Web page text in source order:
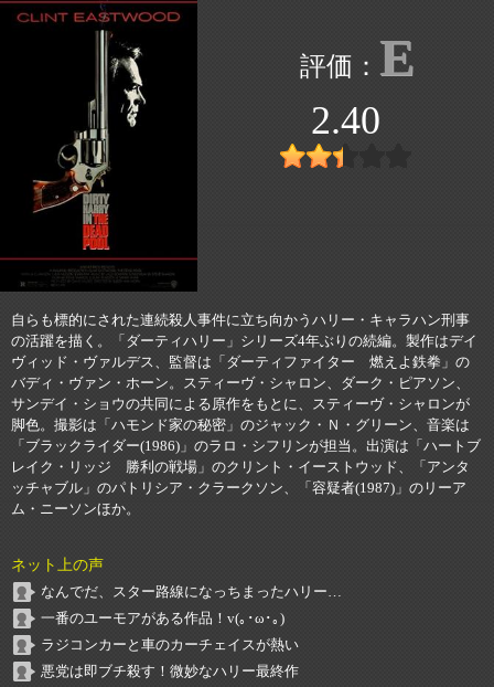
E
2.40
自らも標的にされた連続殺人事件に立ち向かうハリー・キャラハン刑事
の活躍を描く。「ダーティハリー」シリーズ4年ぶりの続編。製作はデイ
ヴィッド・ヴァルデス、監督は「ダーティファイター 燃えよ鉄拳」の
バディ・ヴァン・ホーン。スティーヴ・シャロン、ダーク・ピアソン、
サンデイ・ショウの共同による原作をもとに、スティーヴ・シャロンが
脚色。撮影は「ハモンド家の秘密」のジャック・Ｎ・グリーン、音楽は
「ブラックライダー(1986)」のラロ・シフリンが担当。出演は「ハートブ
レイク・リッジ 勝利の戦場」のクリント・イーストウッド、「アンタ
ッチャブル」のパトリシア・クラークソン、「容疑者(1987)」のリーア
ム・ニーソンほか。
ネット上の声
なんでだ、スター路線になっちまったハリー…
一番のユーモアがある作品！v(｡･ω･｡)
ラジコンカーと車のカーチェイスが熱い
悪党は即ブチ殺す！微妙なハリー最終作